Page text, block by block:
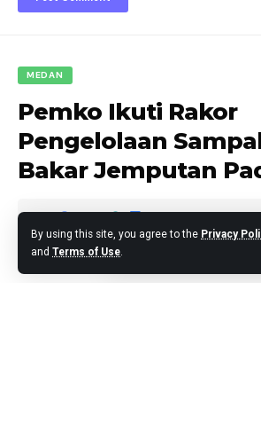
By using this site, you agree to the Privacy
and Terms of Use.
MEDAN
Pemko Ikuti Rakor
Pengelolaan
Bakar Jemputan
Editor Published November 7, 2023